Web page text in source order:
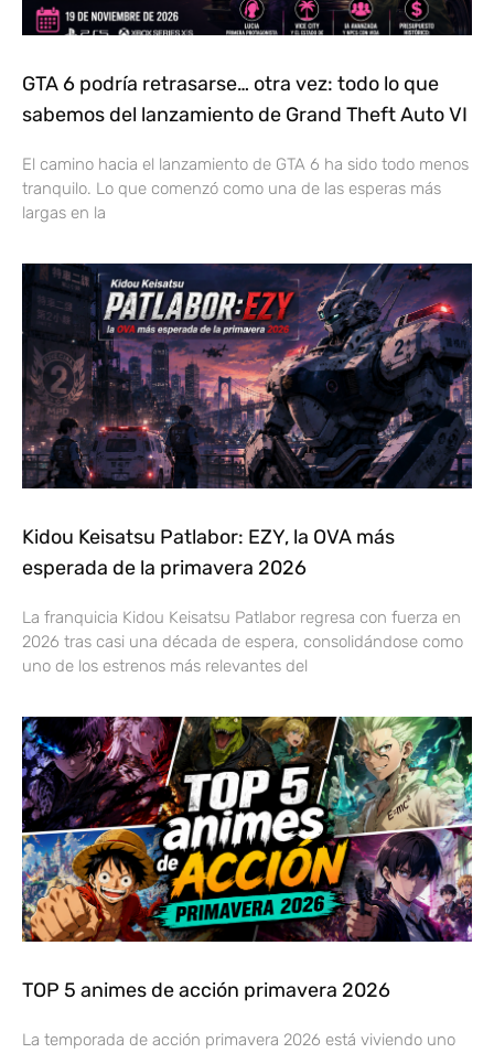
GTA 6 podría retrasarse… otra vez: todo lo que
sabemos del lanzamiento de Grand Theft Auto VI
El camino hacia el lanzamiento de GTA 6 ha sido todo menos
tranquilo. Lo que comenzó como una de las esperas más
largas en la
Kidou Keisatsu Patlabor: EZY, la OVA más
esperada de la primavera 2026
La franquicia Kidou Keisatsu Patlabor regresa con fuerza en
2026 tras casi una década de espera, consolidándose como
uno de los estrenos más relevantes del
TOP 5 animes de acción primavera 2026
La temporada de acción primavera 2026 está viviendo uno